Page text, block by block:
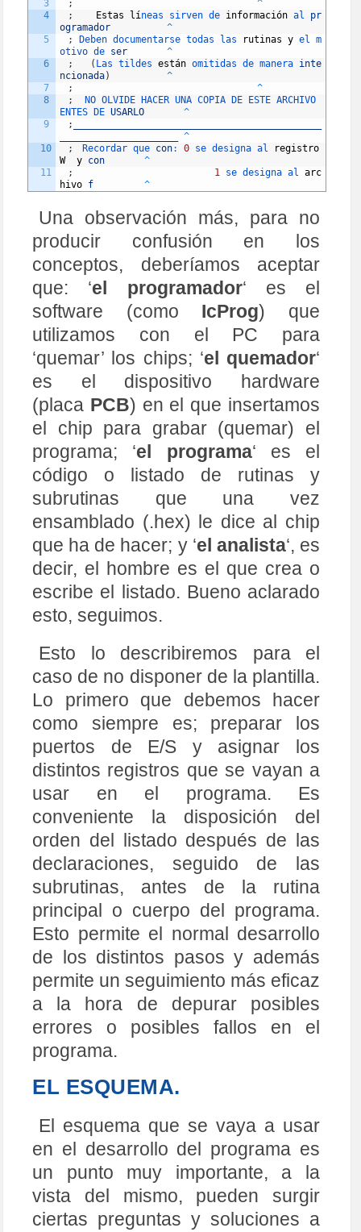
3
4
5
6
7
8
9
10
11
13
16
17
18
19
20
21
22
23
24
25
29
31
32
33
36
37
40
41
42
43
44
45
46
47
48
49
50
51
55
58
60
61
62
66
67
;
^
;
Estas líneas sirven de información al pr
ogramador
^
;
Deben documentarse todas las rutinas y el m
otivo de ser
^
;
( Las tildes están omitidas de manera inte
ncionada)
^
;
^
;
NO OLVIDE HACER UNA COPIA DE ESTE
ENTES
DE USARLO
^
;
^
;
Recordar que con: 0 se designa al
registro
W
y con
^
;
1 se designa al arc
hivo f
^
Indicar chip usar
6F84
; y solo F84 chip
^
;
Y directiva include
#INCLUDE
^
;
Indicar que hace el progr. =& ; Tema del q
ue
trata
^
TITULO FECHA, ET
C .
^
;^ ^^^^^^^ ^^^^ ^^ ^^ ^ ^^^^^ ^^^^^^^
^^^^^^^^^^ ^^^^^ ^
;
TITLE
"X ejemp. Contado
r doble 00-99"
SUBTITLE
"Revision Nº X"
;
Fecha: 00 00/ 00
;
Autor: ? ? ?? ?
;____________________________________________
______________________
ERRORLEVEL
;
mensajes de error
16F84A-20 /P
LIST P= PIC16F84
#INCLUDE 	  ;Inclusion de fichero de etiq
uetas
; * ** *** ** * * Oscilador (Reloj
utilizand
o *
* ** *
;
en
n, _XT_OSC
Red alrededor de
ATENCION No siguiente nea hasta
aber bien su significado.
__CONFIG _CP_OFF _PWRTE_OFF
;_WDT_OFF &amp; _XT_
OSC
;
;
;
Definicion o Declaracion de equs ( igualdade
s)
CONTA equ 0x0C ; MEMORIA empieza en 0CH
CONTA registro auxiliar para RETA
RDO
DIGITO equ 0x0D registro auxiliar que lle
va el conteo del digito
; DEFINICIONES USUARIO
#define	bank1	bsf STATUS,RP0	;Macro para
abreviar el BANCO 1
#define	bank0	bcf STATUS,RP0	;Macro para
abreviar el BANCO 0
Posicion la Memoria
ograma
(apuntador)
uito.
; Salta la etiqueta
;
AQUI IR LAS SUBRUTINAS RETARDO
TABLAS
, ETC.
..
; ---- ----
Inicio: bank1 ;Ir
W
TRISA ;
líneas PORTA
Cargar FF
'111111
11'
MOVWF
salida
las
lí neas PORTB
bank0
; a pagina0 para
segu
ir programa
Una observación más, para no
producir confusión en los
conceptos, deberíamos aceptar
que: ‘el programador‘ es el
software (como IcProg) que
utilizamos con el PC para
‘quemar’ los chips; ‘el quemador‘
es el dispositivo hardware
(placa PCB) en el que insertamos
el chip para grabar (quemar) el
programa; ‘el programa‘ es el
código o listado de rutinas y
subrutinas que una vez
ensamblado (.hex) le dice al chip
que ha de hacer; y ‘el analista‘, es
decir, el hombre es el que crea o
escribe el listado. Bueno aclarado
esto, seguimos.
Esto lo describiremos para el
caso de no disponer de la plantilla.
Lo primero que debemos hacer
como siempre es; preparar los
puertos de E/S y asignar los
distintos registros que se vayan a
usar en el programa. Es
conveniente la disposición del
orden del listado después de las
declaraciones, seguido de las
subrutinas, antes de la rutina
principal o cuerpo del programa.
Esto permite el normal desarrollo
de los distintos pasos y además
permite un seguimiento más eficaz
a la hora de depurar posibles
errores o posibles fallos en el
programa.
EL ESQUEMA.
El esquema que se vaya a usar
en el desarrollo del programa es
un punto muy importante, a la
vista del mismo, pueden surgir
ciertas preguntas y soluciones a